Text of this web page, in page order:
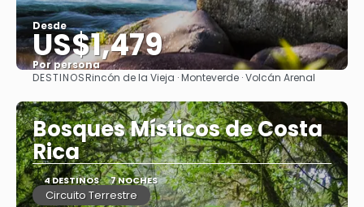
Desde
US$1,479
Por persona
Ver
DESTINOSRincón de la Vieja · Monteverde · Volcán Arenal
Bosques Místicos de Costa
Rica
4 DESTINOS 7 NOCHES
Circuito Terrestre